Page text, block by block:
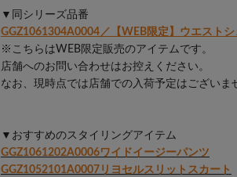
▼同シリーズ品番
GGZ1061304A0004／【WEB限定】ウエストシ
※こちらはWEB限定販売のアイテムです。
店舗へのお問い合わせはお控えください。
なお、現時点では店舗での入荷予定はございま
▼おすすめのスタイリングアイテム
GGZ1061202A0006ワイドイージーパンツ
GGZ1052101A0007リヨセルスリットスカート